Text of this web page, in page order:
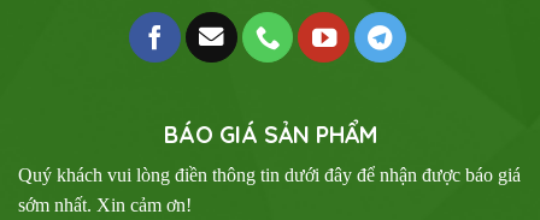
BÁO GIÁ SẢN PHẨM
Quý khách vui lòng điền thông tin dưới đây để nhận được báo giá
sớm nhất. Xin cảm ơn!